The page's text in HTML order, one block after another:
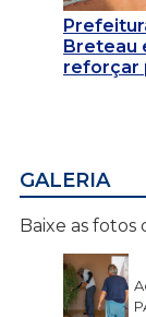
Breteau
reforçar
GALERIA
Baixe as fotos